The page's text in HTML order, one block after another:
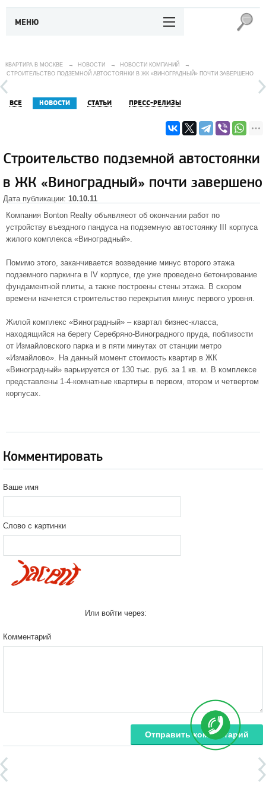
МЕНЮ
КВАРТИРА В МОСКВЕ → НОВОСТИ → НОВОСТИ КОМПАНИЙ
→
СТРОИТЕЛЬСТВО ПОДЗЕМНОЙ АВТОСТОЯНКИ В ЖК «ВИНОГРАДНЫЙ» ПОЧТИ ЗАВЕРШЕНО
ВСЕ НОВОСТИ СТАТЬИ ПРЕСС-РЕЛИЗЫ
Строительство подземной автостоянки
в ЖК «Виноградный» почти завершено
Дата публикации: 10.10.11
Компания Bonton Realty объявляеот об окончании работ по
устройству въездного пандуса на подземную автостоянку III корпуса
жилого комплекса «Виноградный».
Помимо этого, заканчивается возведение минус второго этажа
подземного паркинга в IV корпусе, где уже проведено бетонирование
фундаментной плиты, а также построены стены этажа. В скором
времени начнется строительство перекрытия минус первого уровня.
Жилой комплекс «Виноградный» – квартал бизнес-класса,
находящийся на берегу Серебряно-Виноградного пруда, поблизости
от Измайловского парка и в пяти минутах от станции метро
«Измайлово». На данный момент стоимость квартир в ЖК
«Виноградный» варьируется от 130 тыс. руб. за 1 кв. м. В комплексе
представлены 1-4-комнатные квартиры в первом, втором и четвертом
корпусах.
Комментировать
Ваше имя
Слово с картинки
Или войти через:
Комментарий
Отправить комментарий